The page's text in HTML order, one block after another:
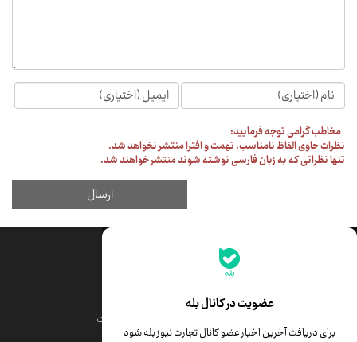
عضویت در کانال بله
برای دریافت آخرین اخبار عضو کانال تجارت نیوز بله شود
جدیدترین قیمت‌ها
قیمت درهم امارات